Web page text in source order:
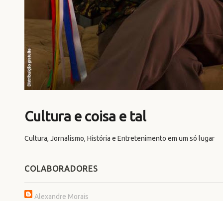
Cultura e coisa e tal
Cultura, Jornalismo, História e Entretenimento em um só lugar
COLABORADORES
Alexandre Morais